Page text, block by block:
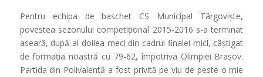
Pentru echipa de baschet CS Municipal Târgoviște,
povestea sezonului competițional 2015-2016 s-a terminat
aseară, după al doilea meci din cadrul finalei mici, câștigat
de formația noastră cu 79-62, împotriva Olimpiei Brașov.
Partida din Polivalentă a fost privită pe viu de peste o mie